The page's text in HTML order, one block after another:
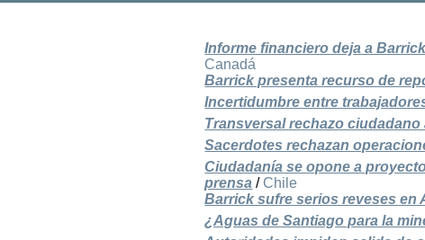
Informe financiero deja a
Canadá
Barrick presenta recurso de
Incertidumbre entre
Transversal rechazo
Sacerdotes rechazan
Ciudadanía se opone a
prensa / Chile
Barrick sufre serios reveses en
¿Aguas de Santiago para la